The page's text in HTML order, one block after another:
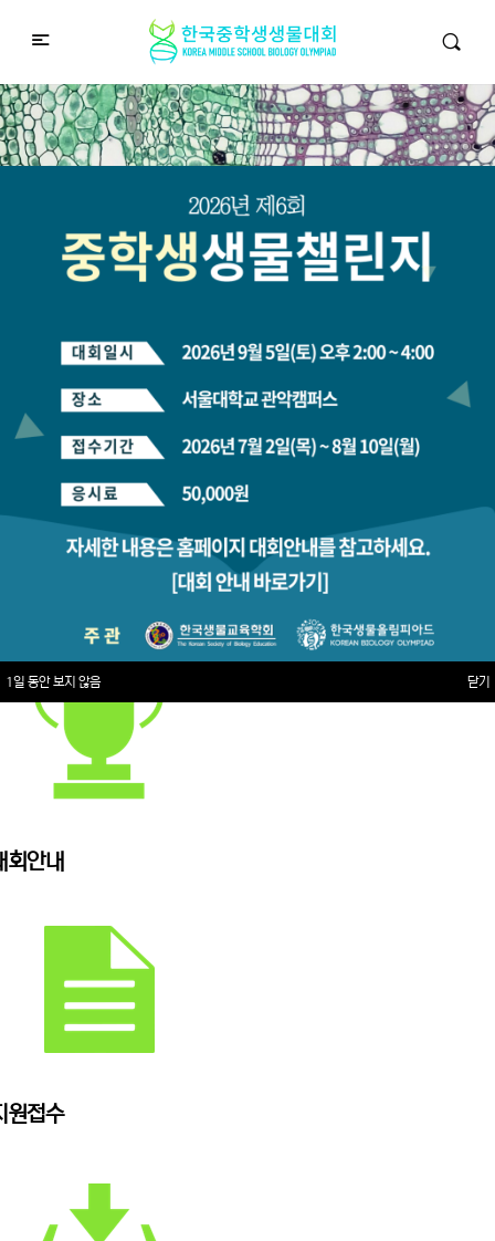
중학생생물챌린지
Middle School Korea Biology Olympiad
2026 대회 접수 안내
회안내
원접수
1일 동안 보지 않음 닫기